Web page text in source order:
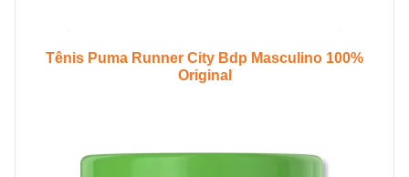
Tênis Puma Runner City Bdp Masculino 100%
Original